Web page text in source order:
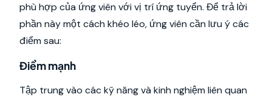
phù hợp của ứng viên với vị trí ứng tuyển. Để trả lời
phần này một cách khéo léo, ứng viên cần lưu ý các
điểm sau:
Điểm mạnh
Tập trung vào các kỹ năng và kinh nghiệm liên quan